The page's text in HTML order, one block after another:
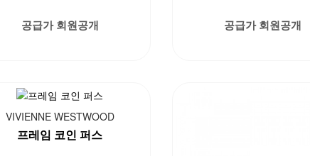
공급가 회원공개 공급가 회원공개
VIVIENNE WESTWOOD
프레임 코인 퍼스